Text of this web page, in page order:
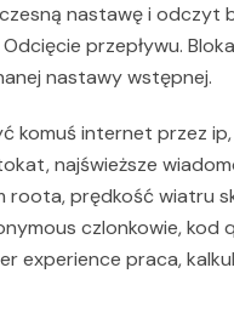
nastawę i odczyt
przepływu.
nastawy wstępnej.
komuś internet przez
najświeższe
prędkość wiatru
czlonkowie, kod
experience praca,